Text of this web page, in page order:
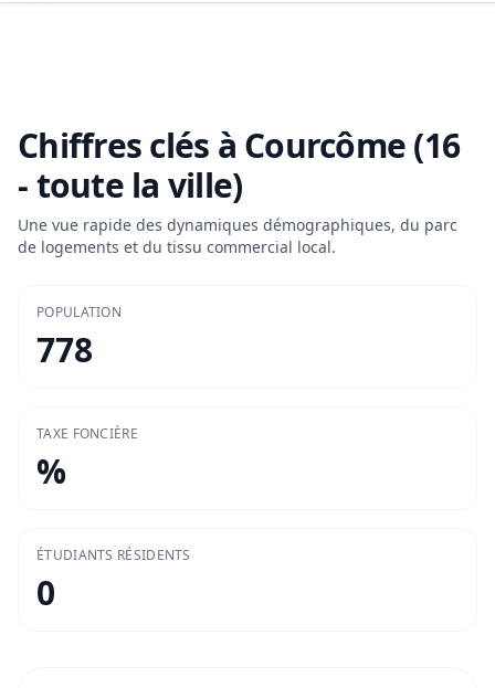
Chiffres clés à Courcôme (16
- toute la ville)
Une vue rapide des dynamiques démographiques, du parc
de logements et du tissu commercial local.
POPULATION
778
TAXE FONCIÈRE
%
ÉTUDIANTS RÉSIDENTS
0